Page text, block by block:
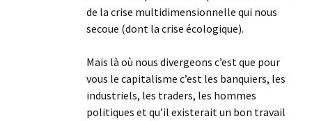
de la crise multidimensionnelle qui nous
secoue (dont la crise écologique).
Mais là où nous divergeons c’est que pour
vous le capitalisme c’est les banquiers, les
industriels, les traders, les hommes
politiques et qu’il existerait un bon travail